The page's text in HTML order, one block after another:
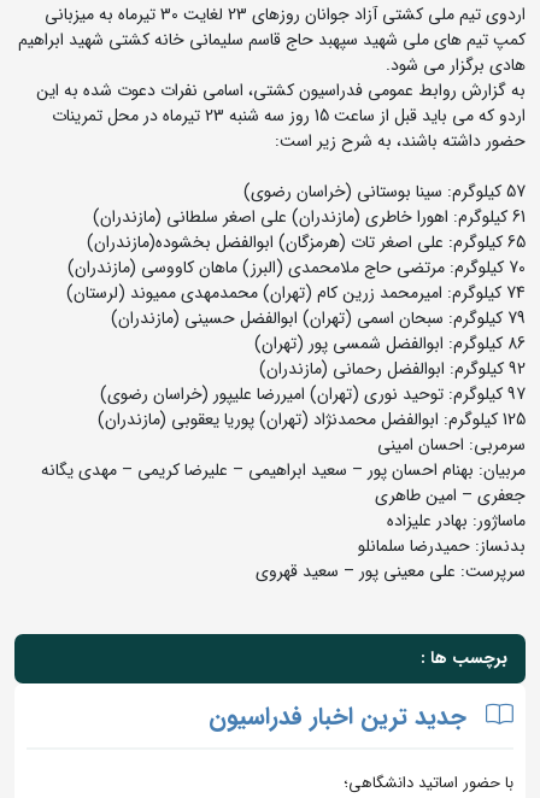
اردوی تیم ملی کشتی آزاد جوانان روزهای 23 لغایت 30 تیرماه به میزبانی
کمپ تیم های ملی شهید سپهبد حاج قاسم سلیمانی خانه کشتی شهید ابراهیم
هادی برگزار می شود.
به گزارش روابط عمومی فدراسیون کشتی، اسامی نفرات دعوت شده به این
اردو که می باید قبل از ساعت 15 روز سه شنبه 23 تیرماه در محل تمرینات
حضور داشته باشند، به شرح زیر است:
57 کیلوگرم: سینا بوستانی (خراسان رضوی)
61 کیلوگرم: اهورا خاطری (مازندران) علی اصغر سلطانی (مازندران)
65 کیلوگرم: علی اصغر تات (هرمزگان) ابوالفضل بخشوده(مازندران)
70 کیلوگرم: مرتضی حاج ملامحمدی (البرز) ماهان کاووسی (مازندران)
74 کیلوگرم: امیرمحمد زرین کام (تهران) محمدمهدی ممیوند (لرستان)
79 کیلوگرم: سبحان اسمی (تهران) ابوالفضل حسینی (مازندران)
86 کیلوگرم: ابوالفضل شمسی پور (تهران)
92 کیلوگرم: ابوالفضل رحمانی (مازندران)
97 کیلوگرم: توحید نوری (تهران) امیررضا علیپور (خراسان رضوی)
125 کیلوگرم: ابوالفضل محمدنژاد (تهران) پوریا یعقوبی (مازندران)
سرمربی: احسان امینی
مربیان: بهنام احسان پور – سعید ابراهیمی – علیرضا کریمی – مهدی یگانه
جعفری – امین طاهری
ماساژور: بهادر علیزاده
بدنساز: حمیدرضا سلمانلو
سرپرست: علی معینی پور – سعید قهروی
برچسب ها :
جدید ترین اخبار فدراسیون
با حضور اساتید دانشگاهی؛